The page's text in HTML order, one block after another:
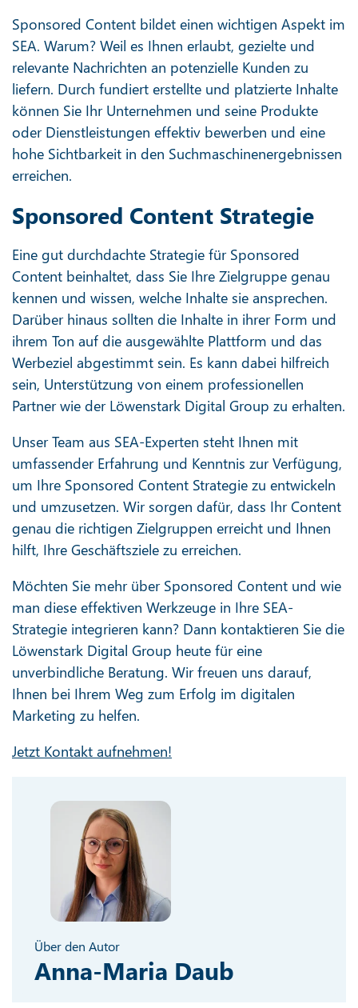
Sponsored Content bildet einen wichtigen Aspekt im
SEA. Warum? Weil es Ihnen erlaubt, gezielte und
relevante Nachrichten an potenzielle Kunden zu
liefern. Durch fundiert erstellte und platzierte Inhalte
können Sie Ihr Unternehmen und seine Produkte
oder Dienstleistungen effektiv bewerben und eine
hohe Sichtbarkeit in den Suchmaschinenergebnissen
erreichen.
Sponsored Content Strategie
Eine gut durchdachte Strategie für Sponsored
Content beinhaltet, dass Sie Ihre Zielgruppe genau
kennen und wissen, welche Inhalte sie ansprechen.
Darüber hinaus sollten die Inhalte in ihrer Form und
ihrem Ton auf die ausgewählte Plattform und das
Werbeziel abgestimmt sein. Es kann dabei hilfreich
sein, Unterstützung von einem professionellen
Partner wie der Löwenstark Digital Group zu erhalten.
Unser Team aus SEA-Experten steht Ihnen mit
umfassender Erfahrung und Kenntnis zur Verfügung,
um Ihre Sponsored Content Strategie zu entwickeln
und umzusetzen. Wir sorgen dafür, dass Ihr Content
genau die richtigen Zielgruppen erreicht und Ihnen
hilft, Ihre Geschäftsziele zu erreichen.
Möchten Sie mehr über Sponsored Content und wie
man diese effektiven Werkzeuge in Ihre SEA-
Strategie integrieren kann? Dann kontaktieren Sie die
Löwenstark Digital Group heute für eine
unverbindliche Beratung. Wir freuen uns darauf,
Ihnen bei Ihrem Weg zum Erfolg im digitalen
Marketing zu helfen.
Jetzt Kontakt aufnehmen!
Über den Autor
Anna-Maria Daub